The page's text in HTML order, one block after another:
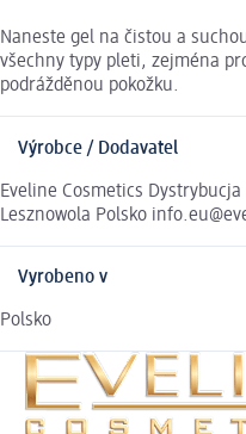
Naneste gel na čistou a
všechny typy pleti, zejména
podrážděnou pokožku.
Výrobce / Dodavatel
Eveline Cosmetics
Lesznowola Polsko
Vyrobeno v
Polsko